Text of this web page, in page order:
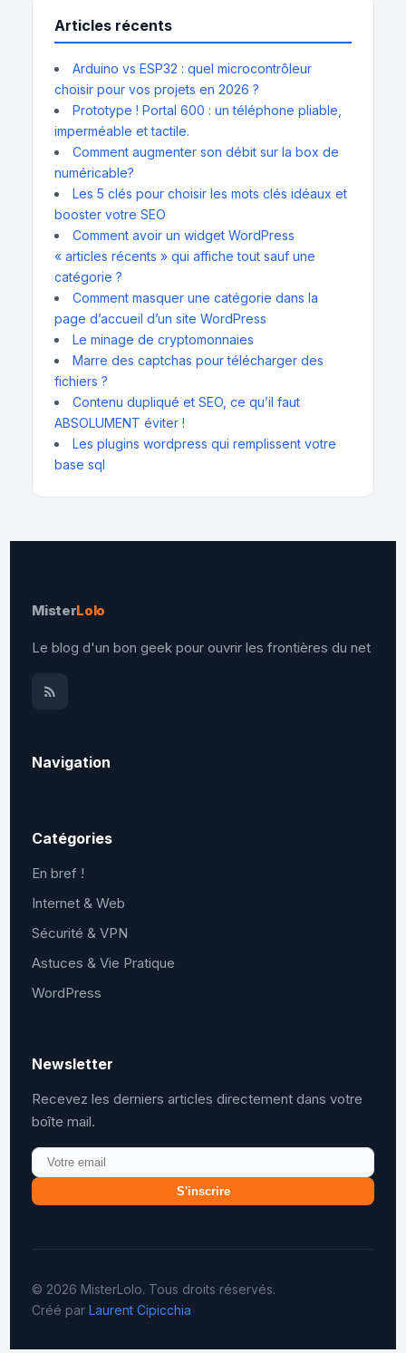
Articles récents
Arduino vs ESP32 : quel microcontrôleur
choisir pour vos projets en 2026 ?
Prototype ! Portal 600 : un téléphone pliable,
imperméable et tactile.
Comment augmenter son débit sur la box de
numéricable?
Les 5 clés pour choisir les mots clés idéaux et
booster votre SEO
Comment avoir un widget WordPress
« articles récents » qui affiche tout sauf une
catégorie ?
Comment masquer une catégorie dans la
page d’accueil d’un site WordPress
Le minage de cryptomonnaies
Marre des captchas pour télécharger des
fichiers ?
Contenu dupliqué et SEO, ce qu’il faut
ABSOLUMENT éviter !
Les plugins wordpress qui remplissent votre
base sql
MisterLolo
Le blog d'un bon geek pour ouvrir les frontières du net
Navigation
Catégories
En bref !
Internet & Web
Sécurité & VPN
Astuces & Vie Pratique
WordPress
Newsletter
Recevez les derniers articles directement dans votre
boîte mail.
S'inscrire
© 2026 MisterLolo. Tous droits réservés.
Créé parLaurent Cipicchia